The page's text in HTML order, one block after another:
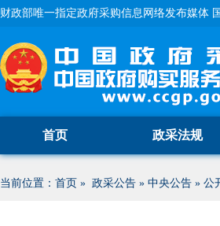
财政部唯一指定政府采购信息网络发布媒体
首页 政采法规
当前位置： 首页 » 政采公告 » 中央公告 » 公